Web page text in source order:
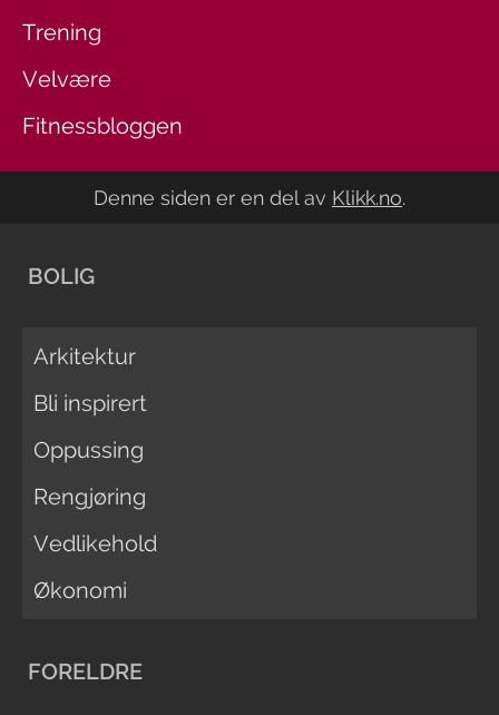
Trening
Velvære
Fitnessbloggen
Denne siden er en del av Klikk.no.
BOLIG
Arkitektur
Bli inspirert
Oppussing
Rengjøring
Vedlikehold
Økonomi
FORELDRE